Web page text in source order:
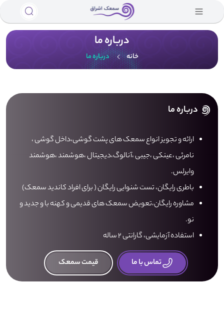
درباره ما
خانه درباره ما
درباره ما
ارائه و تجویز انواع سمعک های پشت گوشی،داخل گوشی ،
نامرئی ،عینکی ،جیبی ،آنالوگ،دیجیتال ،هوشمند ،هوشمند
وایرلس.
باطری رایگان، تست شنوایی رایگان ( برای افراد کاندید سمعک)
مشاوره رایگان،تعویض سمعک های قدیمی و کهنه با و جدید و
نو.
استفاده آزمایشی، گارانتی 2 ساله
تماس با ما قیمت سمعک